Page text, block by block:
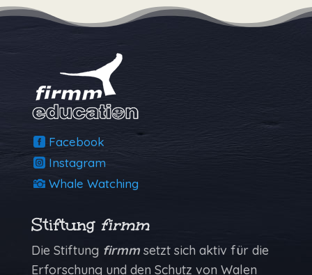
Facebook
Instagram
Whale Watching
Stiftung firmm
Die Stiftung firmmsetzt sich aktiv für die
Erforschung und den Schutz von Walen